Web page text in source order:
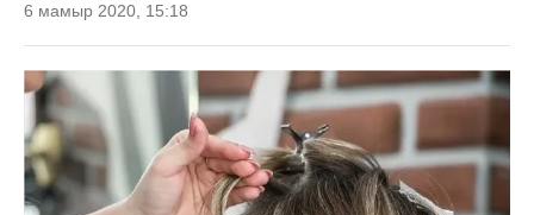
6 мамыр 2020, 15:18